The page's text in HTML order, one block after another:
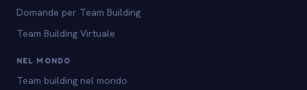
Domande per Team Building
Team Building Virtuale
NEL MONDO
Team building nel mondo